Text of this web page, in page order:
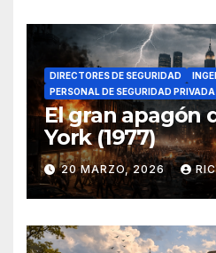
DIRECTORES DE SEGURIDAD
PERSONAL DE SEGURIDAD PRIVADA
El gran apagón
York (1977)
20 MARZO, 2026